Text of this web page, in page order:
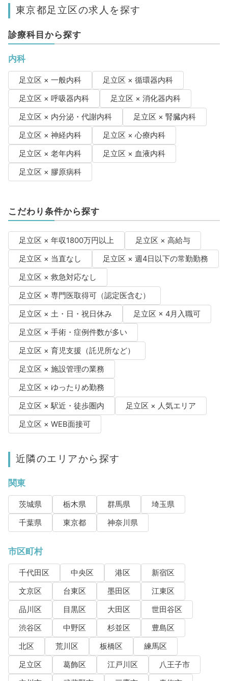
東京都足立区の求人を探す
診療科目から探す
内科
足立区 × 一般内科
足立区 × 循環器内科
足立区 × 呼吸器内科
足立区 × 消化器内科
足立区 × 内分泌・代謝内科
足立区 × 腎臓内科
足立区 × 神経内科
足立区 × 心療内科
足立区 × 老年内科
足立区 × 血液内科
足立区 × 膠原病科
こだわり条件から探す
足立区 × 年収1800万円以上
足立区 × 高給与
足立区 × 当直なし
足立区 × 週4日以下の常勤勤務
足立区 × 救急対応なし
足立区 × 専門医取得可（認定医含む）
足立区 × 土・日・祝日休み
足立区 × 4月入職可
足立区 × 手術・症例件数が多い
足立区 × 育児支援（託児所など）
足立区 × 施設管理の業務
足立区 × ゆったりめ勤務
足立区 × 駅近・徒歩圏内
足立区 × 人気エリア
足立区 × WEB面接可
近隣のエリアから探す
関東
茨城県 栃木県 群馬県
埼玉県
千葉県
東京都 神奈川県
市区町村
千代田区 中央区 港区
新宿区
文京区
台東区 墨田区
江東区
品川区
目黒区 大田区
世田谷区
渋谷区
中野区 杉並区
豊島区
北区
荒川区 板橋区
練馬区
足立区
葛飾区 江戸川区
八王子市